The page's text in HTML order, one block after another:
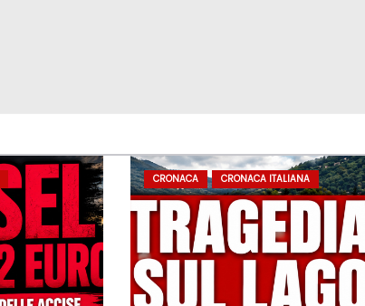
CRONACA CRONACA ITALIANA